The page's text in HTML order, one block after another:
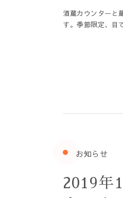
酒蔵カウンターと
す。季節限定、目
お知らせ
2019年